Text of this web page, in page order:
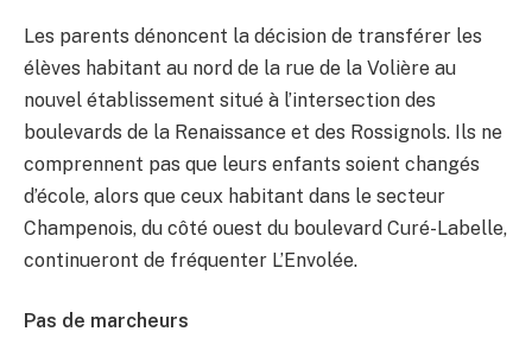
Les parents dénoncent la décision de transférer les
élèves habitant au nord de la rue de la Volière au
nouvel établissement situé à l’intersection des
boulevards de la Renaissance et des Rossignols. Ils ne
comprennent pas que leurs enfants soient changés
d’école, alors que ceux habitant dans le secteur
Champenois, du côté ouest du boulevard Curé-Labelle,
continueront de fréquenter L’Envolée.
Pas de marcheurs